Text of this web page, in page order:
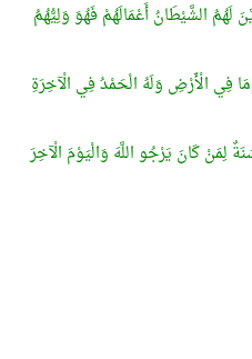
لَهُمُ الشَّيْطَانُ أَعْمَالَهُمْ فَهُوَ وَلِيُّهُمُ
فِي الْأَرْضِ وَلَهُ الْحَمْدُ فِي الْآخِرَةِ
كَانَ يَرْجُو اللَّهَ وَالْيَوْمَ الْآخِرَ